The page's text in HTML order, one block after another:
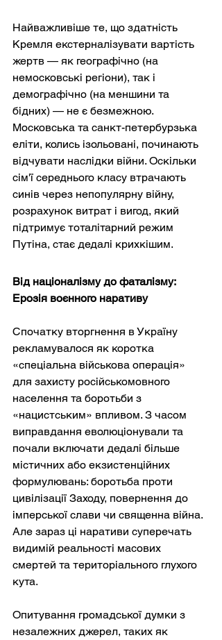
Найважливіше те, що здатність
Кремля екстерналізувати вартість
жертв — як географічно (на
немосковські регіони), так і
демографічно (на меншини та
бідних) — не є безмежною.
Московська та санкт-петербурзька
еліти, колись ізольовані, починають
відчувати наслідки війни. Оскільки
сім'ї середнього класу втрачають
синів через непопулярну війну,
розрахунок витрат і вигод, який
підтримує тоталітарний режим
Путіна, стає дедалі крихкішим.
Від націоналізму до фаталізму:
Ерозія воєнного наративу
Спочатку вторгнення в Україну
рекламувалося як коротка
«спеціальна військова операція»
для захисту російськомовного
населення та боротьби з
«нацистським» впливом. З часом
виправдання еволюціонували та
почали включати дедалі більше
містичних або екзистенційних
формулювань: боротьба проти
цивілізації Заходу, повернення до
імперської слави чи священна війна.
Але зараз ці наративи суперечать
видимій реальності масових
смертей та територіального глухого
кута.
Опитування громадської думки з
незалежних джерел, таких як